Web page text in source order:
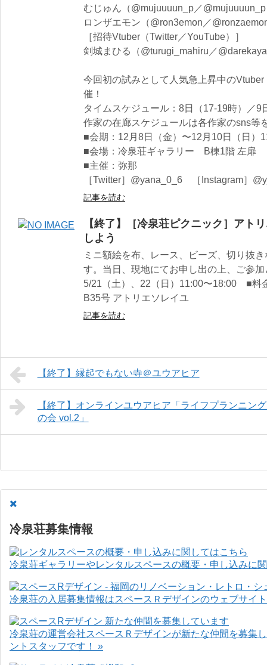
むじゅん（@mujuuuun_p／
ロンザエモン（@ron3emon／
［招待Vtuber（Twitter／YouTube）］
剣城まひる（@turugi_mahiru／
今回初の試みとして人気急上昇中の
催！
タイムスケジュール：8日（17-19時）／
作家の在廊スケジュールは各作家のsns等
■会期：12月8日（金）〜12月10日（日）
■会場：冷泉荘ギャラリー B棟1階 左扉
■主催：弥那
［Twitter］@yana_0_6 ［Instagram］
記事を読む
【終了】［冷泉荘ピクニック］アト
しよう
ミニ額絵を布、レース、ビーズ、切り抜
す。当日、現地にてお申し出の上、ご参
5/21（土）、22（日）11:00〜18:00 ■
B35号 アトリエソレイユ
記事を読む
【終了】縁起でもない寺＠ユウアヒア
【終了】オンラインユウアヒア「ライフプランニン
の会 vol.2」
冷泉荘募集情報
冷泉荘ギャラリーやレンタルスペースの概要・申し込みに
冷泉荘の入居募集情報はスペースＲデザインのウェブサイ
冷泉荘の運営会社スペースＲデザインが新たな仲間を募集
ントスタッフです！ »